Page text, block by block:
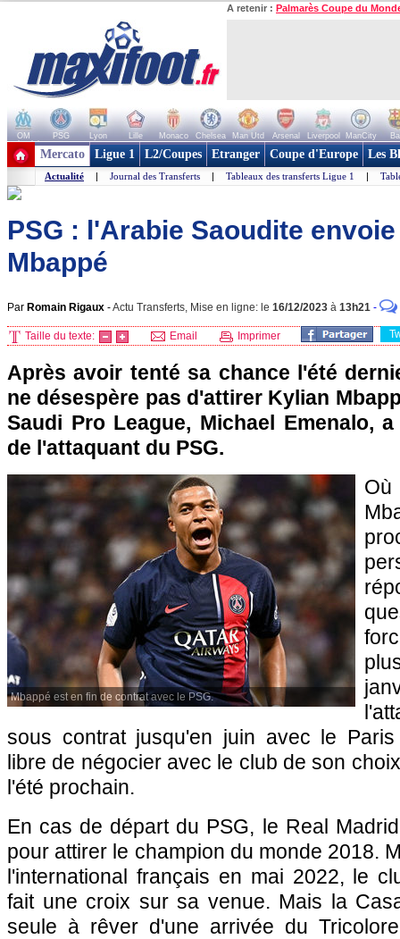
A retenir : Palmarès Coupe du
OM PSG Lyon Lille Monaco Chelsea Man Utd Arsenal Liverpool ManCity
+ de clubs
Mercato Ligue 1 L2/Coupes Etranger Coupe d'Europe Les
Actualité | Journal des Transferts | Tableaux des transferts Ligue 1 |
PSG : l'Arabie Saoudite
Mbappé
Par Romain Rigaux -Actu Transferts, Mise en ligne: le 16/12/2023 à 13h21 -
Taille du texte: Email Imprimer
Après avoir tenté sa chance l'été
ne désespère pas d'attirer Kylian
Saudi Pro League, Michael Emenalo,
de l'attaquant du PSG.
Mbappé est en fin de contrat avec le PSG.
sous contrat jusqu'en juin avec le Paris
libre de négocier avec le club de son
l'été prochain.
En cas de départ du PSG, le Real
pour attirer le champion du monde 2018.
l'international français en mai 2022, le
fait une croix sur sa venue. Mais la
seule à rêver d'une arrivée du